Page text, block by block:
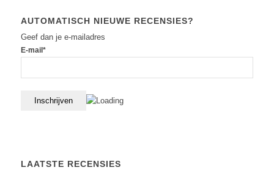
AUTOMATISCH NIEUWE RECENSIES?
Geef dan je e-mailadres
E-mail*
LAATSTE RECENSIES